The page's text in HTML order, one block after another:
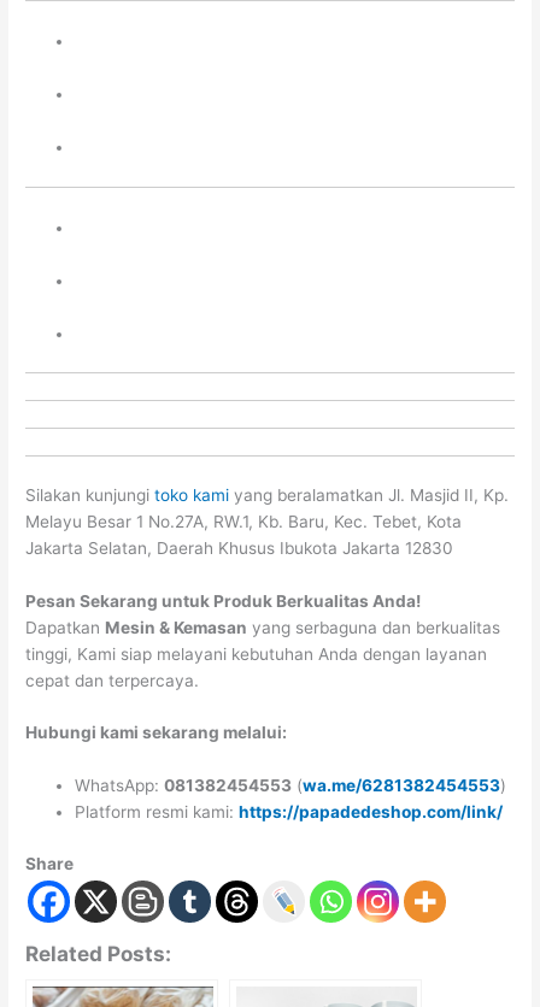
Silakan kunjungitoko kami yang beralamatkan Jl. Masjid II, Kp.
Melayu Besar 1 No.27A, RW.1, Kb. Baru, Kec. Tebet, Kota
Jakarta Selatan, Daerah Khusus Ibukota Jakarta 12830
Pesan Sekarang untuk Produk Berkualitas Anda!
Dapatkan Mesin & Kemasan yang serbaguna dan berkualitas
tinggi, Kami siap melayani kebutuhan Anda dengan layanan
cepat dan terpercaya.
Hubungi kami sekarang melalui:
WhatsApp:081382454553 (wa.me/6281382454553)
Platform resmi kami:https://papadedeshop.com/link/
Share
Related Posts: